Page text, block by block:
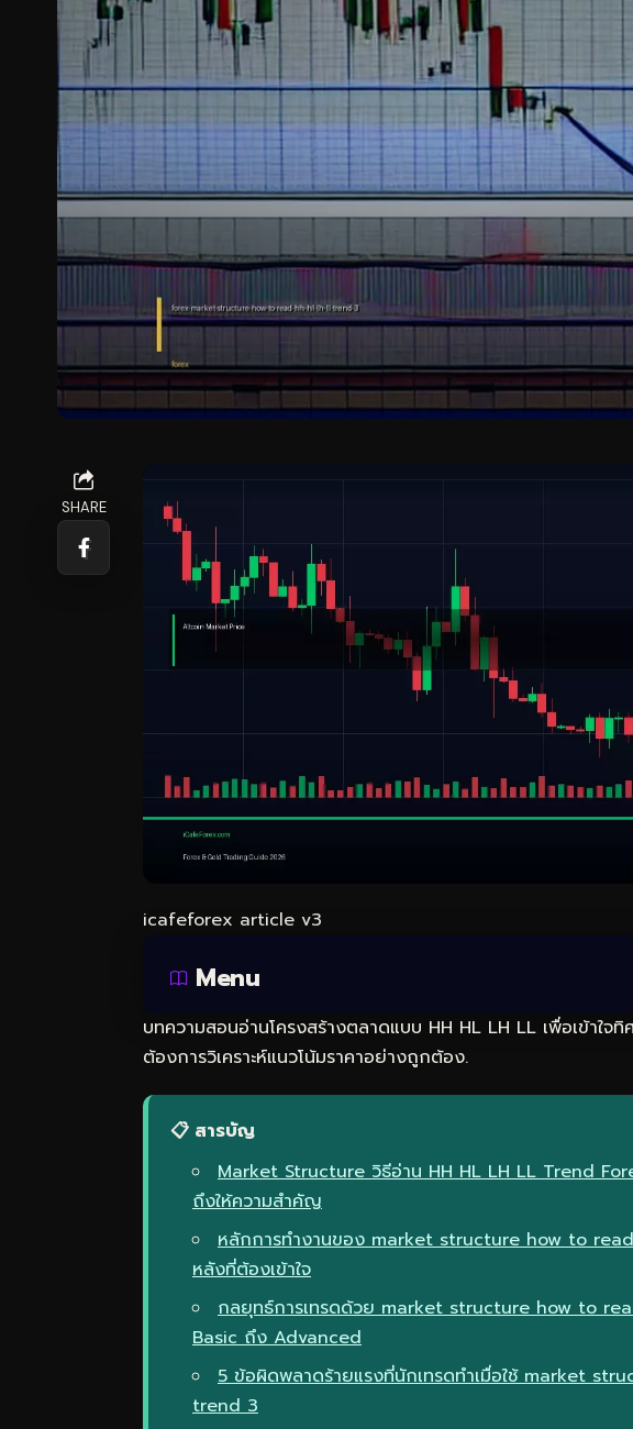
SHARE
icafeforex article v3
Menu
บทความสอนอ่านโครงสร้างตลาดแบบ HH HL LH LL เพื่อเข้าใจ
ต้องการวิเคราะห์แนวโน้มราคาอย่างถูกต้อง.
📋 สารบัญ
Market Structure วิธีอ่าน HH HL LH LL Trend
ถึงให้ความสำคัญ
หลักการทำงานของ market structure how to
หลังที่ต้องเข้าใจ
กลยุทธ์การเทรดด้วย market structure how to
Basic ถึง Advanced
5 ข้อผิดพลาดร้ายแรงที่นักเทรดทำเมื่อใช้ market
trend 3